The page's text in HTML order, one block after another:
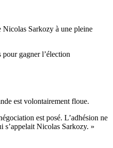
Nicolas Sarkozy à une pleine
gagner l’élection
est volontairement floue.
est posé. L’adhésion ne
s’appelait Nicolas Sarkozy. »